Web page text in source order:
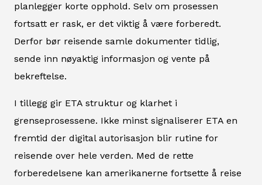
planlegger korte opphold. Selv om prosessen
fortsatt er rask, er det viktig å være forberedt.
Derfor bør reisende samle dokumenter tidlig,
sende inn nøyaktig informasjon og vente på
bekreftelse.
I tillegg gir ETA struktur og klarhet i
grenseprosessene. Ikke minst signaliserer ETA en
fremtid der digital autorisasjon blir rutine for
reisende over hele verden. Med de rette
forberedelsene kan amerikanerne fortsette å reise